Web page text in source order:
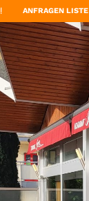
ANFRAGEN LISTE